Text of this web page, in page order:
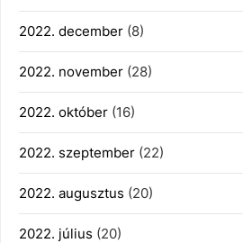
2022. december (8)
2022. november (28)
2022. október (16)
2022. szeptember (22)
2022. augusztus (20)
2022. július (20)